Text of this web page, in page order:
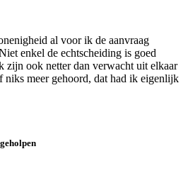
al voor ik de aanvraag
enkel de echtscheiding is goed
zijn ook netter dan verwacht uit elkaar
niks meer gehoord, dat had ik eigenlijk